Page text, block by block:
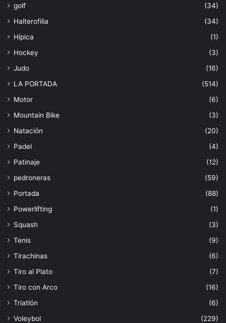
golf
(34)
Halterofilia
(34)
Hípica
(1)
Hockey
(3)
Judo
(16)
LA PORTADA
(514)
Motor
(6)
Mountain Bike
(3)
Natación
(20)
Padel
(4)
Patinaje
(12)
pedroneras
(59)
Portada
(88)
Powerlifting
(1)
Squash
(3)
Tenis
(9)
Tirachinas
(6)
Tiro al Plato
(7)
Tiro con Arco
(16)
Triatlón
(6)
Voleybol
(229)